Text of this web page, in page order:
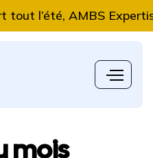
AMBS Expertise
mois